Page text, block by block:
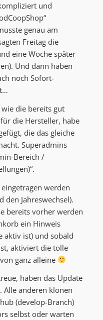
und
genau am
Freitag die
eine Woche später
Und dann haben
noch Sofort-
die bereits gut
die Hersteller, habe
die das gleiche
Superadmins
Bereich /
werden
den Jahreswechsel).
bereits vorher werden
ein Hinweis
aktiv ist) und sobald
aktiviert die tolle
ganz alleine
haben das Update
Alle anderen klonen
(develop-Branch)
selbst oder warten